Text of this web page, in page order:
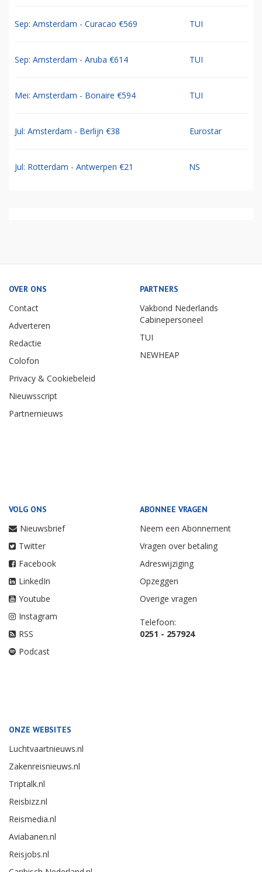
Sep: Amsterdam - Curacao €569 TUI
Sep: Amsterdam - Aruba €614 TUI
Mei: Amsterdam - Bonaire €594 TUI
Jul: Amsterdam - Berlijn €38 Eurostar
Jul: Rotterdam - Antwerpen €21 NS
OVER ONS
Contact
Adverteren
Redactie
Colofon
Privacy & Cookiebeleid
Nieuwsscript
Partnernieuws
PARTNERS
Vakbond Nederlands
Cabinepersoneel
TUI
NEWHEAP
VOLG ONS
Nieuwsbrief
Twitter
Facebook
LinkedIn
Youtube
Instagram
RSS
Podcast
ABONNEE VRAGEN
Neem een Abonnement
Vragen over betaling
Adreswijziging
Opzeggen
Overige vragen
Telefoon:
0251 - 257924
ONZE WEBSITES
Luchtvaartnieuws.nl
Zakenreisnieuws.nl
Triptalk.nl
Reisbizz.nl
Reismedia.nl
Aviabanen.nl
Reisjobs.nl